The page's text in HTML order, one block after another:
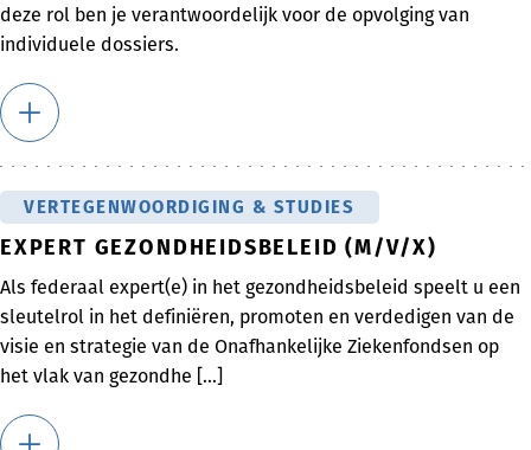
deze rol ben je verantwoordelijk voor de opvolging van
individuele dossiers.
VERTEGENWOORDIGING & STUDIES
EXPERT GEZONDHEIDSBELEID (M/V/X)
Als federaal expert(e) in het gezondheidsbeleid speelt u een
sleutelrol in het definiëren, promoten en verdedigen van de
visie en strategie van de Onafhankelijke Ziekenfondsen op
het vlak van gezondhe [...]